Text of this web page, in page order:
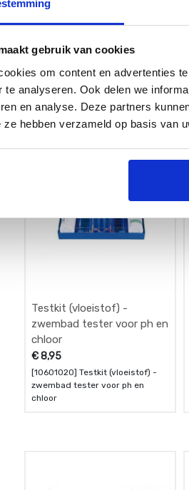
gebruik van cookies
om content en advertenties
te analyseren. Ook delen we
en analyse. Deze partners
ze hebben verzameld op basis van
tabletten - 5 kg - Bellaqua
€43,95
Op voorraad
- multifunctionele chloor
tabletten - 5 kg - Bellaqua
Testkit (vloeistof) -
zwembad tester voor ph en
chloor
€8,95
[10601020] Testkit (vloeistof) -
zwembad tester voor ph en
chloor